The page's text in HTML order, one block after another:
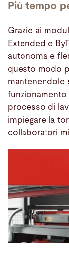
Più tempo
Grazie ai
Extended e
autonoma e
questo modo
mantenendole
funzionamento
processo di
impiegare la
collaboratori